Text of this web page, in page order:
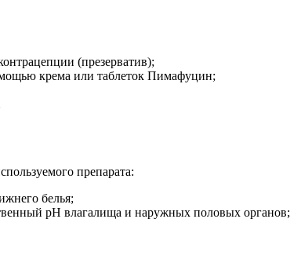
(презерватив);
крема или таблеток Пимафуцин;
препарата:
белья;
рН влагалища и наружных половых органов;